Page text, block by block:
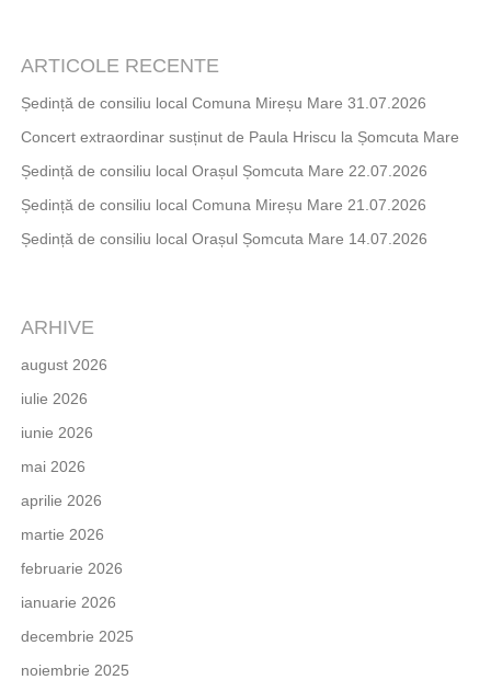
ARTICOLE RECENTE
Ședință de consiliu local Comuna Mireșu Mare 31.07.2026
Concert extraordinar susținut de Paula Hriscu la Șomcuta Mare
Ședință de consiliu local Orașul Șomcuta Mare 22.07.2026
Ședință de consiliu local Comuna Mireșu Mare 21.07.2026
Ședință de consiliu local Orașul Șomcuta Mare 14.07.2026
ARHIVE
august 2026
iulie 2026
iunie 2026
mai 2026
aprilie 2026
martie 2026
februarie 2026
ianuarie 2026
decembrie 2025
noiembrie 2025